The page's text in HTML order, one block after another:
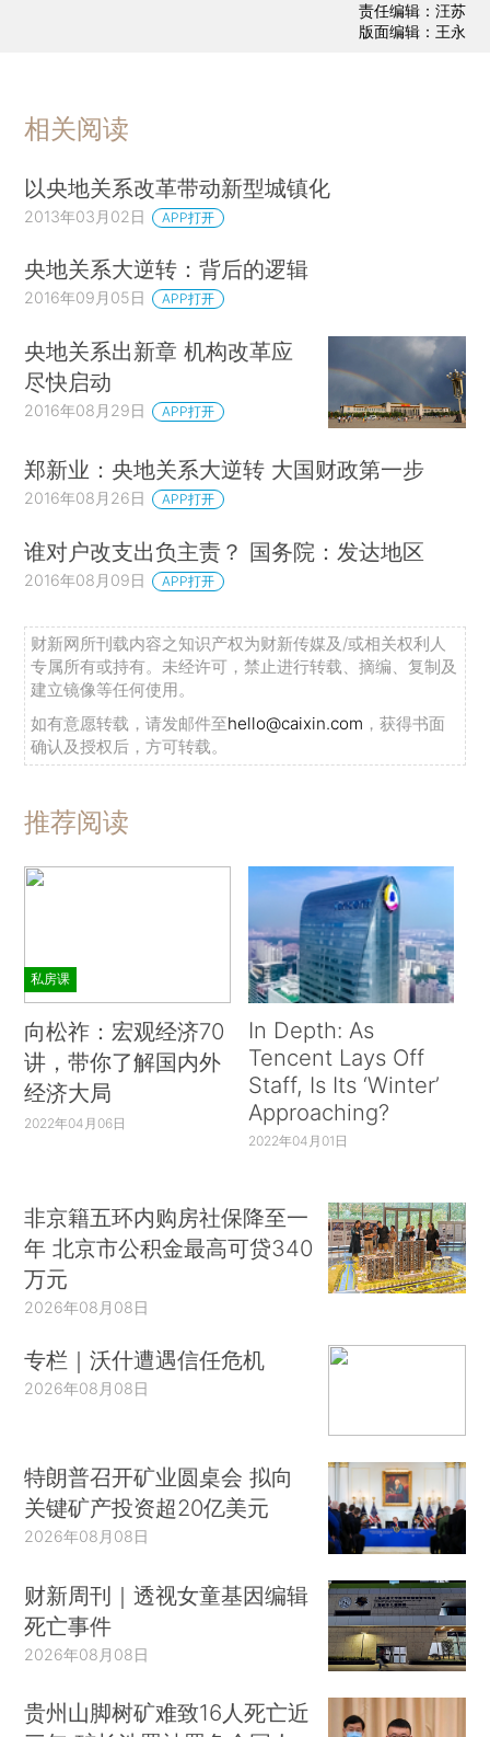
责任编辑：汪苏
版面编辑：王永
相关阅读
以央地关系改革带动新型城镇化
2013年03月02日 APP打开
央地关系大逆转：背后的逻辑
2016年09月05日 APP打开
央地关系出新章 机构改革应
尽快启动
2016年08月29日 APP打开
郑新业：央地关系大逆转 大国财政第一步
2016年08月26日 APP打开
谁对户改支出负主责？ 国务院：发达地区
2016年08月09日 APP打开
财新网所刊载内容之知识产权为财新传媒及/或相关权利人
专属所有或持有。未经许可，禁止进行转载、摘编、复制及
建立镜像等任何使用。
如有意愿转载，请发邮件至hello@caixin.com ，获得书面
确认及授权后，方可转载。
推荐阅读
私房课
向松祚：宏观经济70
讲，带你了解国内外
经济大局
2022年04月06日
In Depth: As
Tencent Lays Off
Staff, Is Its ‘Winter’
Approaching?
2022年04月01日
非京籍五环内购房社保降至一
年 北京市公积金最高可贷340
万元
2026年08月08日
专栏｜沃什遭遇信任危机
2026年08月08日
特朗普召开矿业圆桌会 拟向
关键矿产投资超20亿美元
2026年08月08日
财新周刊｜透视女童基因编辑
死亡事件
2026年08月08日
贵州山脚树矿难致16人死亡近